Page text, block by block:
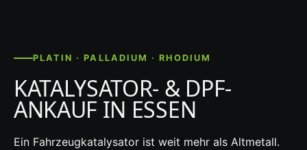
PLATIN · PALLADIUM · RHODIUM
KATALYSATOR- & DPF-
ANKAUF IN ESSEN
Ein Fahrzeugkatalysator ist weit mehr als Altmetall.